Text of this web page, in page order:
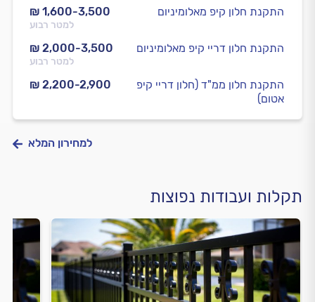
₪ 1,600-3,500
למטר רבוע
התקנת חלון קיפ מאלומיניום
₪ 2,000-3,500
למטר רבוע
התקנת חלון דריי קיפ מאלומיניום
₪ 2,200-2,900
התקנת חלון ממ"ד (חלון דריי קיפ
אטום)
למחירון המלא
תקלות ועבודות נפוצות